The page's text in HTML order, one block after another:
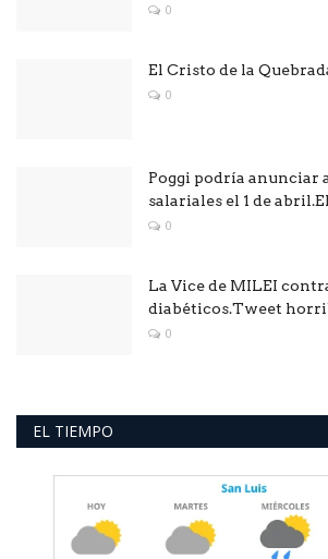
0
El Cristo de la
0
Poggi podría anunciar
salariales el 1 de
0
La Vice de MILEI
diabéticos.Tweet
0
EL TIEMPO